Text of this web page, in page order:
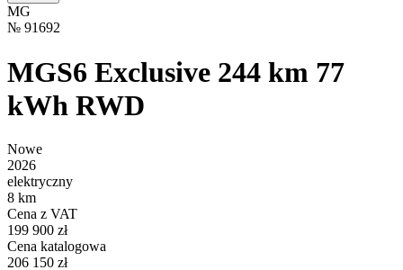
MG
№ 91692
MGS6 Exclusive 244 km 77
kWh RWD
Nowe
2026
elektryczny
8 km
Cena z VAT
199 900 zł
Cena katalogowa
206 150 zł